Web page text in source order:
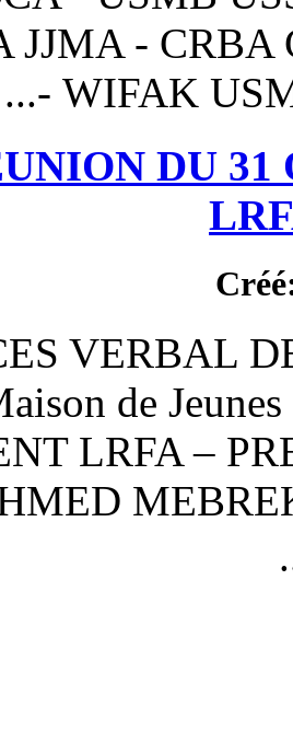
ESA
PV DE
PROCES
2012
PRESIDENT
Présent /